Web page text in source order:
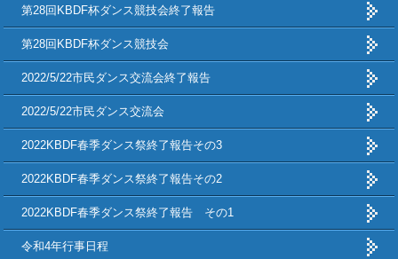
第28回KBDF杯ダンス競技会終了報告
第28回KBDF杯ダンス競技会
2022/5/22市民ダンス交流会終了報告
2022/5/22市民ダンス交流会
2022KBDF春季ダンス祭終了報告その3
2022KBDF春季ダンス祭終了報告その2
2022KBDF春季ダンス祭終了報告 その1
令和4年行事日程